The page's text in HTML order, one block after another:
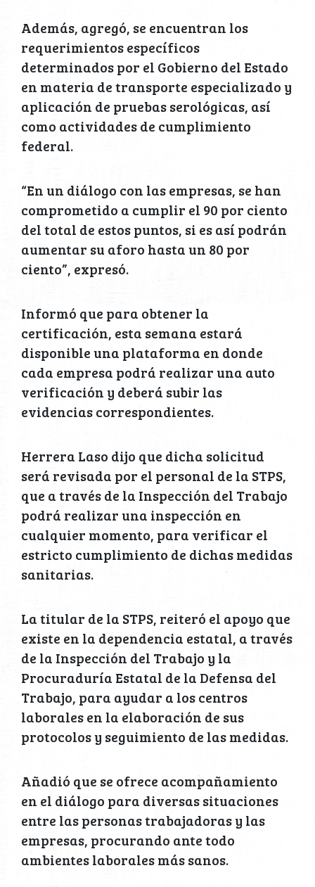
Además, agregó, se encuentran los
requerimientos específicos
determinados por el Gobierno del Estado
en materia de transporte especializado y
aplicación de pruebas serológicas, así
como actividades de cumplimiento
federal.
“En un diálogo con las empresas, se han
comprometido a cumplir el 90 por ciento
del total de estos puntos, si es así podrán
aumentar su aforo hasta un 80 por
ciento”, expresó.
Informó que para obtener la
certificación, esta semana estará
disponible una plataforma en donde
cada empresa podrá realizar una auto
verificación y deberá subir las
evidencias correspondientes.
Herrera Laso dijo que dicha solicitud
será revisada por el personal de la STPS,
que a través de la Inspección del Trabajo
podrá realizar una inspección en
cualquier momento, para verificar el
estricto cumplimiento de dichas medidas
sanitarias.
La titular de la STPS, reiteró el apoyo que
existe en la dependencia estatal, a través
de la Inspección del Trabajo y la
Procuraduría Estatal de la Defensa del
Trabajo, para ayudar a los centros
laborales en la elaboración de sus
protocolos y seguimiento de las medidas.
Añadió que se ofrece acompañamiento
en el diálogo para diversas situaciones
entre las personas trabajadoras y las
empresas, procurando ante todo
ambientes laborales más sanos.